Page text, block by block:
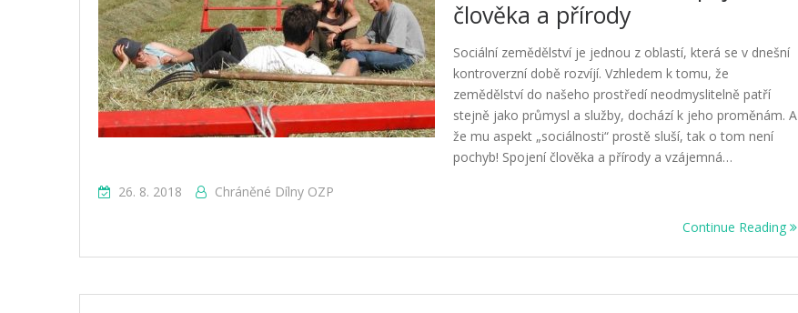
člověka a přírody
Sociální zemědělství je jednou z oblastí, která se v dnešní
kontroverzní době rozvíjí. Vzhledem k tomu, že
zemědělství do našeho prostředí neodmyslitelně patří
stejně jako průmysl a služby, dochází k jeho proměnám. A
že mu aspekt „sociálnosti“ prostě sluší, tak o tom není
pochyb! Spojení člověka a přírody a vzájemná…
26. 8. 2018
Chráněné Dílny OZP
Continue Reading